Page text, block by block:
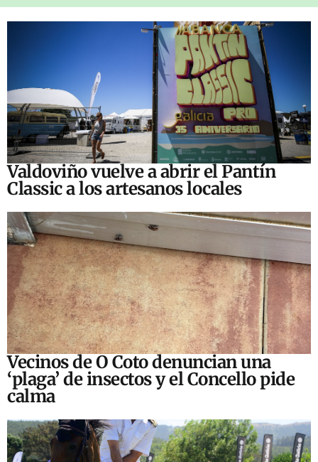
Valdoviño vuelve a abrir el Pantín
Classic a los artesanos locales
Vecinos de O Coto denuncian una
‘plaga’ de insectos y el Concello pide
calma